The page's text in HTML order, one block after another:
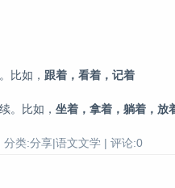
比如， 跟着，看着，记着
。比如， 坐着，拿着，躺着，放
类:分享|语文文学 | 评论:0